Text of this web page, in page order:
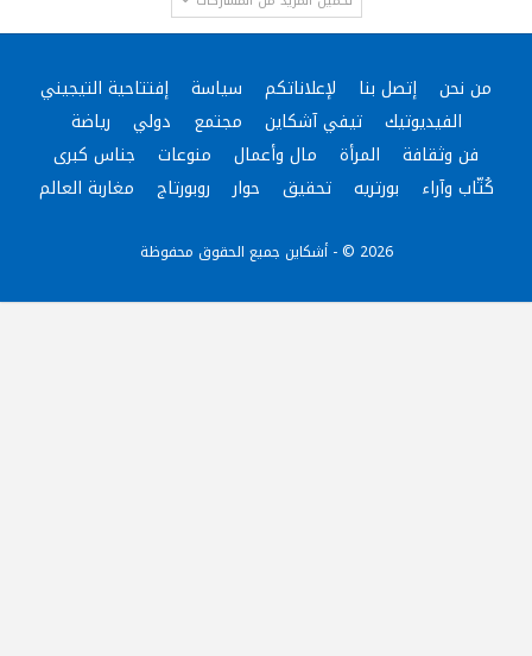
من نحن إتصل بنا لإعلاناتكم سياسة
إفتتاحية التيجيني
الفيديوتيك
تيفي آشكاين مجتمع دولي
رياضة
فن وثقافة
المرأة مال وأعمال منوعات
جناس كبرى
كُتّاب وآراء
بورتريه تحقيق حوار روبورتاج مغاربة العالم
2026 © - أشكاين جميع الحقوق محفوظة